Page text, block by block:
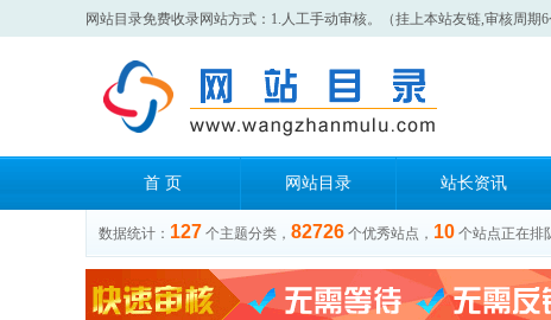
网站目录免费收录网站方式：1.人工手动审核。（挂上本站友链,审核周期6
首 页 网站目录 站长资讯
数据统计： 127 个主题分类， 82726 个优秀站点， 10 个站点正在排